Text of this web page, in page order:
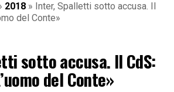
2018 » Inter, Spalletti sotto accusa. Il
del Conte»
sotto accusa. Il CdS:
del Conte»